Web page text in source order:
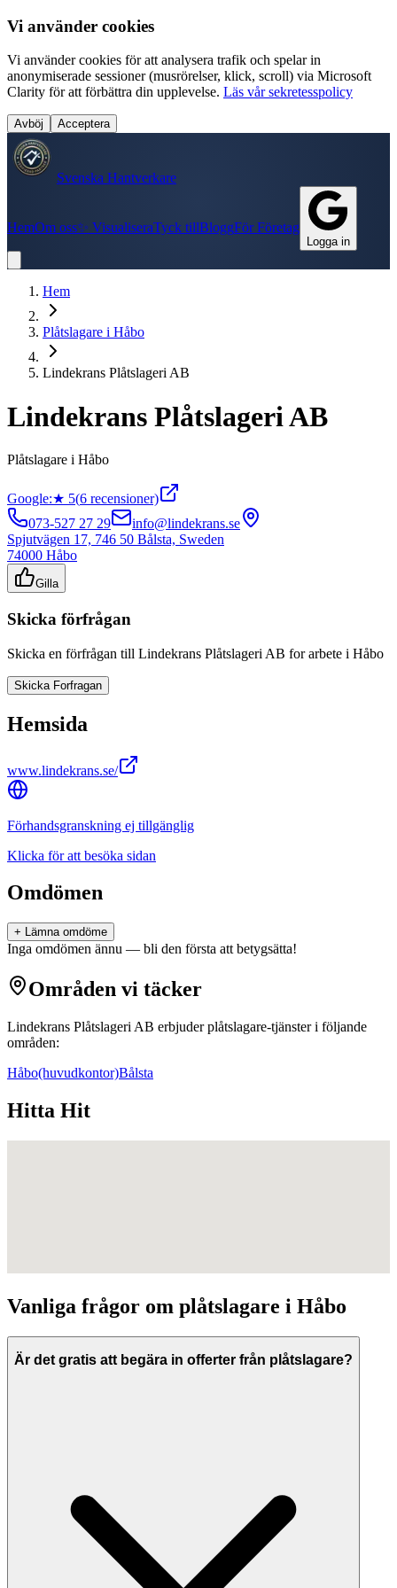
Vi använder cookies
Vi använder cookies för att analysera trafik och spelar in
anonymiserade sessioner (musrörelser, klick, scroll) via Microsoft
Clarity för att förbättra din upplevelse. Läs vår sekretesspolicy
Avböj Acceptera
Svenska Hantverkare
HemOm oss✨ VisualiseraTyck tillBloggFör Företag
Logga in
Hem
Plåtslagare i Håbo
Lindekrans Plåtslageri AB
Lindekrans Plåtslageri AB
Plåtslagare i Håbo
Google:★ 5(6 recensioner)
073-527 27 29
info@lindekrans.se
Spjutvägen 17, 746 50 Bålsta, Sweden
74000 Håbo
Gilla
Skicka förfrågan
Skicka en förfrågan till Lindekrans Plåtslageri AB for arbete i Håbo
Skicka Forfragan
Hemsida
www.lindekrans.se/
Förhandsgranskning ej tillgänglig
Klicka för att besöka sidan
Omdömen
+ Lämna omdöme
Inga omdömen ännu — bli den första att betygsätta!
Områden vi täcker
Lindekrans Plåtslageri AB erbjuderplåtslagare-tjänster i följande
områden:
Håbo(huvudkontor)Bålsta
Hitta Hit
Vanliga frågor om plåtslagare i Håbo
Är det gratis att begära in offerter från plåtslagare?